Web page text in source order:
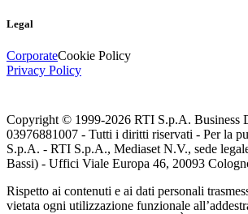
Legal
CorporateCookie Policy
Privacy Policy
Copyright © 1999-2026 RTI S.p.A. Business
03976881007 - Tutti i diritti riservati - Per la
S.p.A. - RTI S.p.A., Mediaset N.V., sede
Bassi) - Uffici Viale Europa 46, 20093
Rispetto ai contenuti e ai dati personali
vietata ogni utilizzazione funzionale